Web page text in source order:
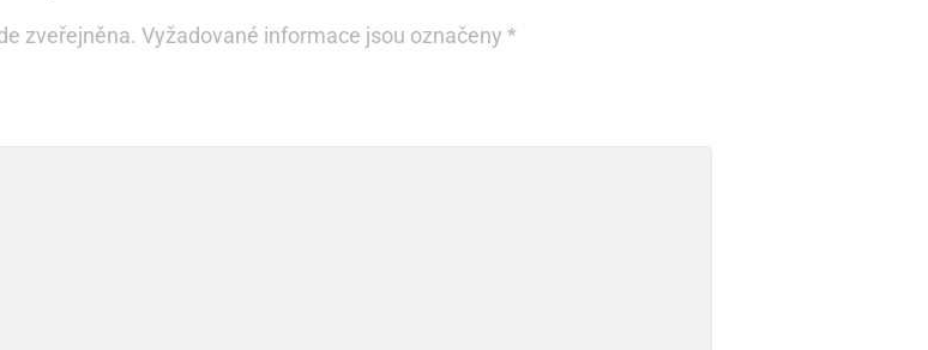
zveřejněna. Vyžadované informace jsou označeny*